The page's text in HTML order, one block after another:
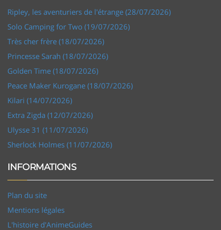
Ripley, les aventuriers de l'étrange (28/07/2026)
Solo Camping for Two (19/07/2026)
Très cher frère (18/07/2026)
Princesse Sarah (18/07/2026)
Golden Time (18/07/2026)
Peace Maker Kurogane (18/07/2026)
Kilari (14/07/2026)
Extra Zigda (12/07/2026)
Ulysse 31 (11/07/2026)
Sherlock Holmes (11/07/2026)
INFORMATIONS
Plan du site
Mentions légales
L'histoire d'AnimeGuides